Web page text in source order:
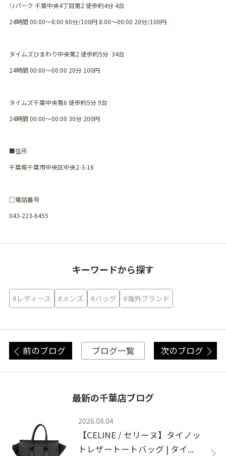
リパーク 千葉中央4丁目第2 徒歩約4分 4台
24時間 00:00〜8:00 60分/100円 8:00〜00:00 20分/100円
タイムズひまわり中央第2 徒歩約5分 34台
24時間 00:00〜00:00 20分 100円
タイムズ千葉中央第6 徒歩約5分 9台
24時間 00:00〜00:00 30分 200円
■住所
千葉県千葉市中央区中央2-3-16
□電話番号
043-223-6455
キーワードから探す
#レディース #メンズ #バッグ #海外ブランド
前のブログ ブログ一覧 次のブログ
最新の千葉店ブログ
2026.08.04
【CELINE / セリーヌ】タイノッ
トレザートートバッグ | タイ...